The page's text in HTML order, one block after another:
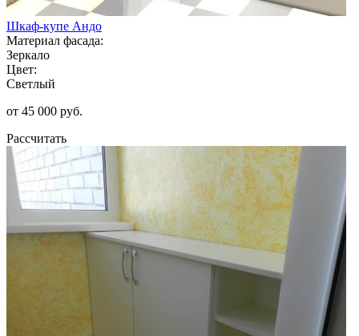
Шкаф-купе Андо
Материал фасада:
Зеркало
Цвет:
Светлый
от 45 000 руб.
Рассчитать